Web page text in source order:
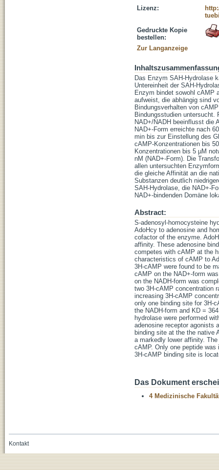
Lizenz:
Gedruckte Kopie
bestellen:
Zur Langanzeige
Das Enzym SAH-Hydrolase
Untereinheit der SAH-
Enzym bindet sowohl cAMP
aufweist, die abhängig sind
Bindungsverhalten von
Bindungsstudien untersucht.
NAD+/NADH beeinflusst die
NAD+-Form erreichte nach
min bis zur Einstellung des
cAMP-Konzentrationen bis
Konzentrationen bis 5 µM
nM (NAD+-Form). Die
allen untersuchten
die gleiche Affinität an die
Substanzen deutlich
SAH-Hydrolase, die NAD+-
NAD+-bindenden Domäne
Abstract:
S-adenosyl-homocysteine
AdoHcy to adenosine and
cofactor of the enzyme.
affinity. These adenosine
competes with cAMP at the
characteristics of cAMP to
3H-cAMP were found to be
cAMP on the NAD+-form
on the NADH-form was
two 3H-cAMP concentration
increasing 3H-cAMP
only one binding site for 3H-
the NADH-form and KD =
hydrolase were performed
adenosine receptor agonists
binding site at the the native
a markedly lower affinity.
cAMP. Only one peptide
3H-cAMP binding site is
Das Dokument
4 Medizinische
Kontakt